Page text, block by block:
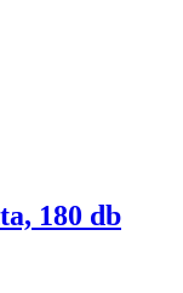
180 db